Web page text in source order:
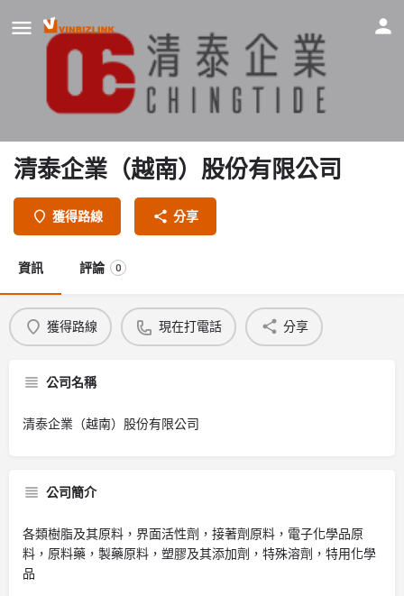
清泰企業（越南）股份有限公司
獲得路線 分享
資訊 評論 0
獲得路線 現在打電話 分享
公司名稱
清泰企業（越南）股份有限公司
公司簡介
各類樹脂及其原料，界面活性劑，接著劑原料，電子化學品原
料，原料藥，製藥原料，塑膠及其添加劑，特殊溶劑，特用化學
品